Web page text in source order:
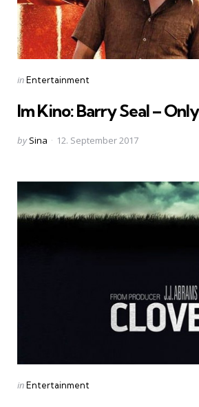
Categories
Posted
inEntertainment
Im Kino: Barry Seal –
Posted
by Sina 12. September 2017
Categories
Posted
inEntertainment